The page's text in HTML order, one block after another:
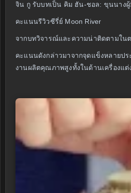
จิน กู รับบทเป็น คิม ฮัน-ชอล: ขุนนางผู้
คะแนนรีวิวซีรี่ย์ Moon River
จากบทวิจารณ์และความน่าติดตามในต
คะแนนดังกล่าวมาจากจุดแข็งหลายป
งานผลิตคุณภาพสูงทั้งในด้านเครื่องแ